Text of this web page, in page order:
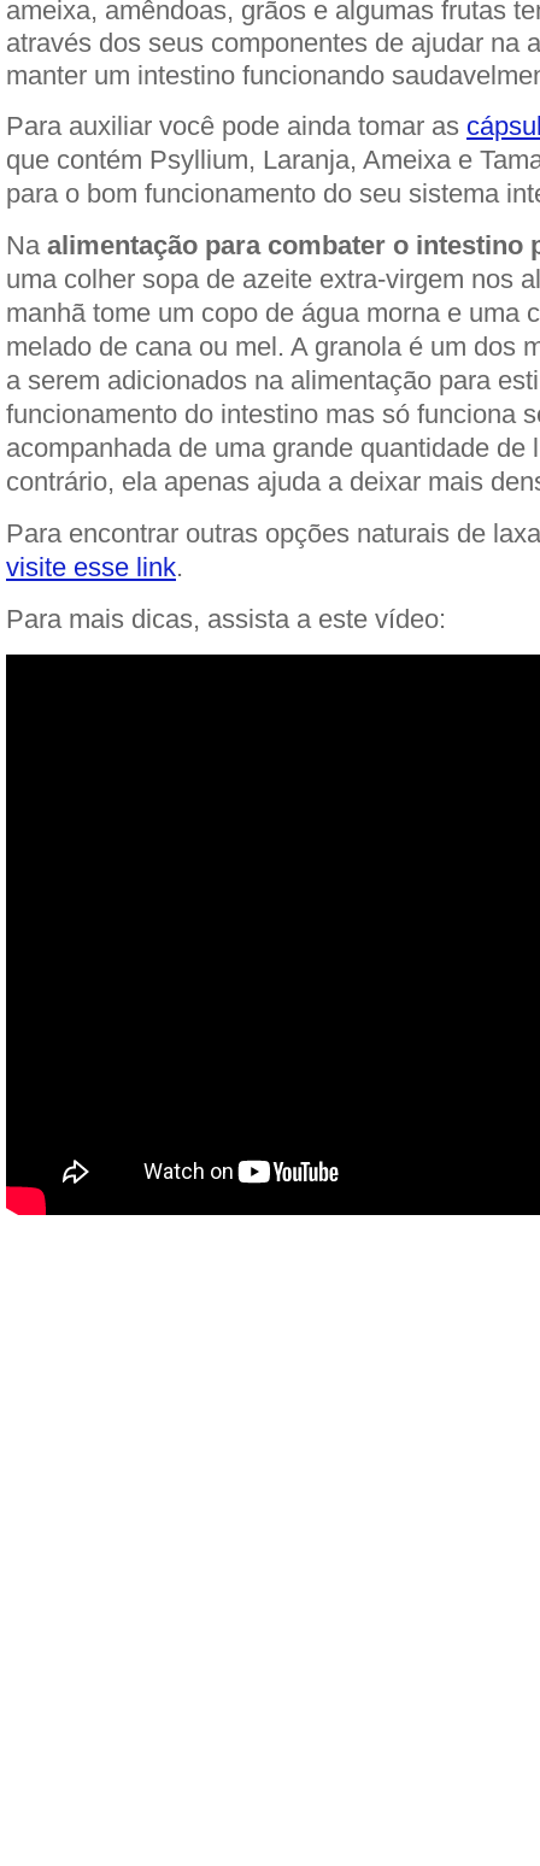
ameixa, amêndoas, grãos e algumas frutas
através dos seus componentes de ajudar na
manter um intestino funcionando
Para auxiliar você pode ainda tomar as
que contém Psyllium, Laranja, Ameixa e
para o bom funcionamento do seu sistema
Na alimentação para combater o intestino
uma colher sopa de azeite extra-virgem nos
manhã tome um copo de água morna e uma
melado de cana ou mel. A granola é um dos
a serem adicionados na alimentação para
funcionamento do intestino mas só funciona
acompanhada de uma grande quantidade de
contrário, ela apenas ajuda a deixar mais
Para encontrar outras opções naturais de
visite esse link.
Para mais dicas, assista a este vídeo: